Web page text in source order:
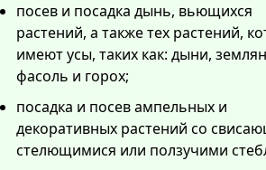
посев и посадка дынь, вьющихся
растений, а также тех растений,
имеют усы, таких как: дыни,
фасоль и горох;
посадка и посев ампельных и
декоративных растений со
стелющимися или ползучими